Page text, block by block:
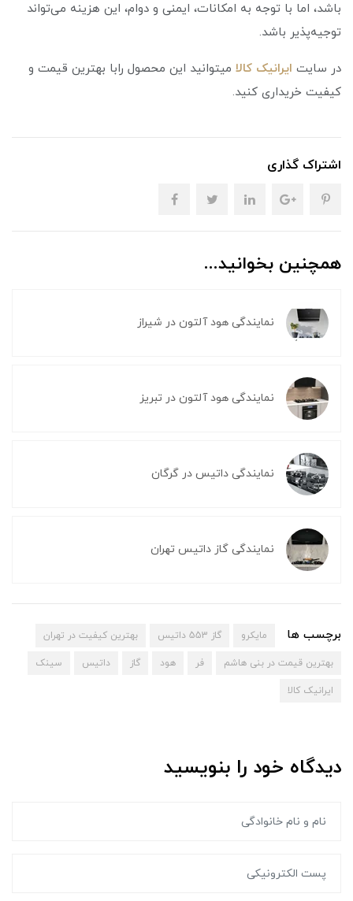
باشد، اما با توجه به امکانات، ایمنی و دوام، این هزینه می‌تواند
توجیه‌پذیر باشد.
در سایت ایرانیک کالا میتوانید این محصول رابا بهترین قیمت و
کیفیت خریداری کنید.
اشتراک گذاری
همچنین بخوانید...
نمایندگی هود آلتون در شیراز
نمایندگی هود آلتون در تبریز
نمایندگی داتیس در گرگان
نمایندگی گاز داتیس تهران
برچسب ها مایکرو گاز 553 داتیس بهترین کیفیت در تهران
بهترین قیمت در بنی هاشم فر هود گاز داتیس سینک
ایرانیک کالا
دیدگاه خود را بنویسید